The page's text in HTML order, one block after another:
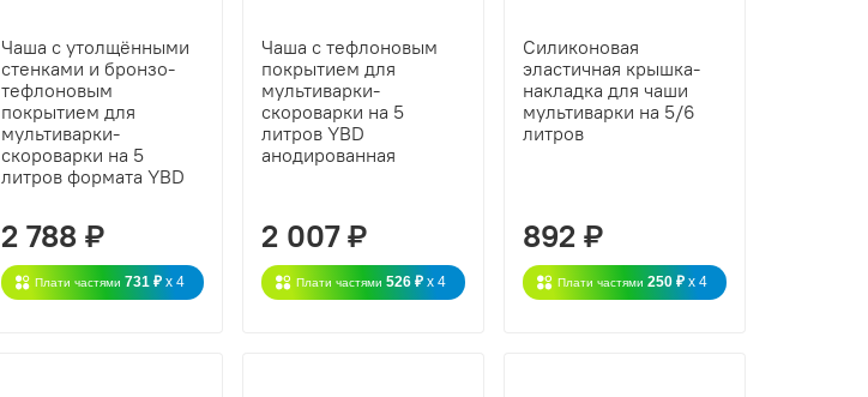
Чаша с утолщёнными
стенками и бронзо-
тефлоновым
покрытием для
мультиварки-
скороварки на 5
литров формата YBD
2 788 ₽
Плати частями 731 ₽ x 4
Чаша с тефлоновым
покрытием для
мультиварки-
скороварки на 5
литров YBD
анодированная
2 007 ₽
Плати частями526 ₽ x 4
Силиконовая
эластичная крышка-
накладка для чаши
мультиварки на 5/6
литров
892 ₽
Плати частями 250 ₽ x 4